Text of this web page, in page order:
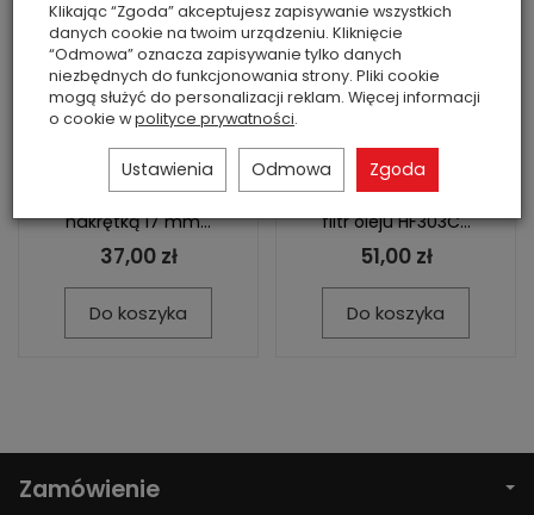
Honda Kawasaki
Yamaha Hiflo
HF303RC
Jest
• Nowy zamiennik
HifloFiltro• Pasuje do
Honda, Kawasaki i
Yamaha• Filtr Racing z
nakrętką 17 mm...
37,00 zł
Do koszyka
chromowany Honda
Kawasaki Yamaha
Hiflo HF303C
Jest
HifloFiltro• Pasuje do
Honda, Kawasaki i
Yamaha• Chromowany
filtr oleju HF303C...
51,00 zł
Do koszyka
Zamówienie
Klikając “Zgoda” akceptujesz zapisywanie wszystkich
danych cookie na twoim urządzeniu. Kliknięcie
“Odmowa” oznacza zapisywanie tylko danych
niezbędnych do funkcjonowania strony. Pliki cookie
mogą służyć do personalizacji reklam. Więcej informacji
o cookie wpolityce prywatności.
Ustawienia Odmowa Zgoda